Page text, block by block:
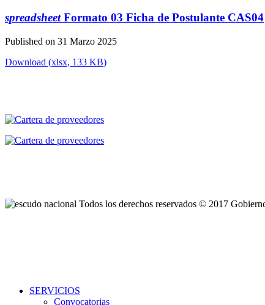
spreadsheet Formato 03 Ficha de Postulante CAS04
Published on 31 Marzo 2025
Download (xlsx, 133 KB)
Todos los derechos reservados © 2017
SERVICIOS
Convocatorias